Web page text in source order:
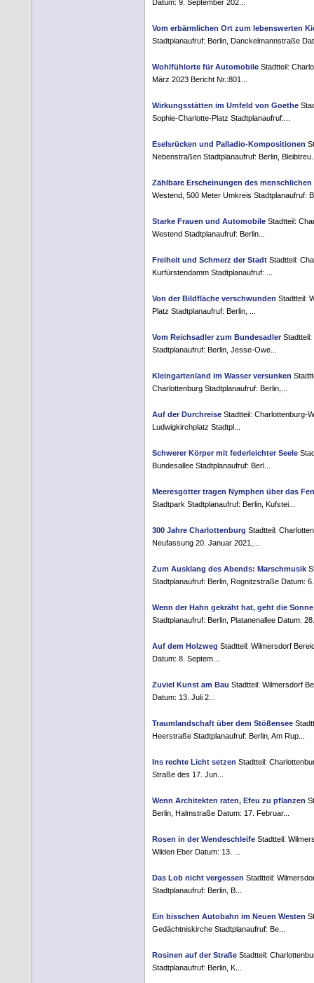
Datum: 9. September 202...
Vom erbärmlichen Ort zum lebenswerten
Stadtplanaufruf: Berlin, Danckelmannstraße
Wohlfühlorte für Automobile Stadtteil:
März 2023 Bericht Nr.:801...
Wirkungsstätten im Umfeld von Goethe
Sophie-Charlotte-Platz Stadtplanaufruf:...
Eselsrücken und Palladio-Kompositionen
Nebenstraßen Stadtplanaufruf: Berlin,
Zählbare Erscheinungen des menschlichen
Westend, 500 Meter Umkreis Stadtplanaufruf:
Starke Frauen und Automobile Stadtteil:
Westend Stadtplanaufruf: Berlin...
Freiheit und Schmerz der Stadt Stadtteil:
Kurfürstendamm Stadtplanaufruf: ...
Von der Bildfläche verschwunden Stadtteil:
Platz Stadtplanaufruf: Berlin, ...
Vom Reichsadler zum Bundesadler
Stadtplanaufruf: Berlin, Jesse-Owe...
Kleingartenland im Wasser versunken
Charlottenburg Stadtplanaufruf: Berlin,...
Auf der Durchreise Stadtteil: Charlottenburg-
Ludwigkirchplatz Stadtpl...
Schwerer Körper mit federleichter Seele
Bundesallee Stadtplanaufruf: Berl...
Meeresgötter tragen Nymphen über das
Stadtpark Stadtplanaufruf: Berlin, Kufstei...
300 Jahre Charlottenburg Stadtteil:
Neufassung 20. Januar 2021,...
Zum Ausklang des Abends: Marschmusik
Stadtplanaufruf: Berlin, Rognitzstraße Datum:
Wenn der Hahn gekräht hat, geht die
Stadtplanaufruf: Berlin, Platanenallee Datum:
Auf dem Holzweg Stadtteil: Wilmersdorf
Datum: 8. Septem...
Zuviel Kunst am Bau Stadtteil: Wilmersdorf
Datum: 13. Juli 2...
Traumlandschaft über dem Stößensee
Heerstraße Stadtplanaufruf: Berlin, Am Rup...
Ins rechte Licht setzen Stadtteil:
Straße des 17. Jun...
Wenn Architekten raten, Efeu zu pflanzen
Berlin, Halmstraße Datum: 17. Februar...
Rosen in der Wendeschleife Stadtteil:
Wilden Eber Datum: 13. ...
Das Lob nicht vergessen Stadtteil:
Stadtplanaufruf: Berlin, B...
Ein bisschen Autobahn im Neuen Westen
Gedächtniskirche Stadtplanaufruf: Be...
Rosinen auf der Straße Stadtteil:
Stadtplanaufruf: Berlin, K...